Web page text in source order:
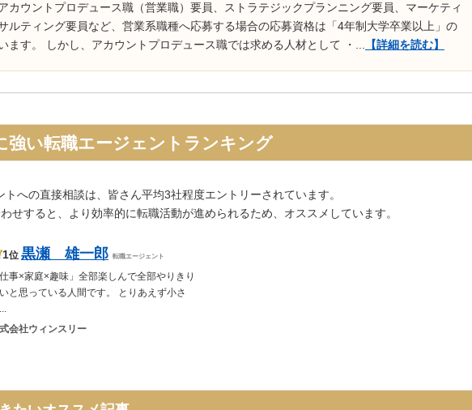
カウントプロデュース職（営業職）要員、ストラテジックプランニング要員、マーケティ
ルティング要員など、営業系職種へ応募する場合の応募資格は「4年制大学卒業以上」の
ます。 しかし、アカウントプロデュース職では求める人材として ・...
【詳細を読む】
強い転職エージェントランキング
への直接相談は、皆さん平均3社程度エントリーされています。
せすると、より効率的に転職活動が進められるため、オススメしています。
1位 黒瀬 雄一郎 転職エージェント
仕事×家庭×趣味」全部楽しんで全部やりきり
と思っている人間です。 とりあえず小さ
会社ウィンスリー